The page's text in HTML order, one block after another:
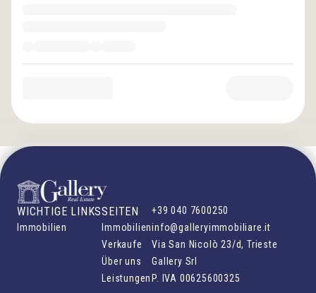
WICHTIGE LINKS
Immobilien
SEITEN
Immobilien
Verkaufe
Über uns
Leistungen
+39 040 7600250
info@galleryimmobiliare.it
Via San Nicolò 23/d, Trieste
Gallery Srl
P. IVA 00625600325